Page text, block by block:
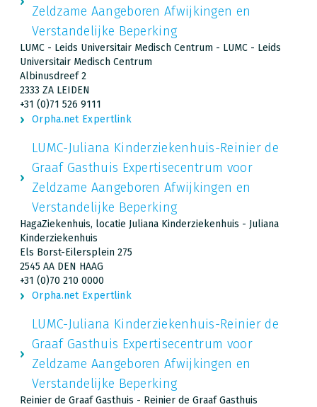
Zeldzame Aangeboren Afwijkingen en
Verstandelijke Beperking
LUMC - Leids Universitair Medisch Centrum - LUMC - Leids
Universitair Medisch Centrum
Albinusdreef 2
2333 ZA LEIDEN
+31 (0)71 526 9111
Orpha.net Expertlink
LUMC-Juliana Kinderziekenhuis-Reinier de
Graaf Gasthuis Expertisecentrum voor
Zeldzame Aangeboren Afwijkingen en
Verstandelijke Beperking
HagaZiekenhuis, locatie Juliana Kinderziekenhuis - Juliana
Kinderziekenhuis
Els Borst-Eilersplein 275
2545 AA DEN HAAG
+31 (0)70 210 0000
Orpha.net Expertlink
LUMC-Juliana Kinderziekenhuis-Reinier de
Graaf Gasthuis Expertisecentrum voor
Zeldzame Aangeboren Afwijkingen en
Verstandelijke Beperking
Reinier de Graaf Gasthuis - Reinier de Graaf Gasthuis